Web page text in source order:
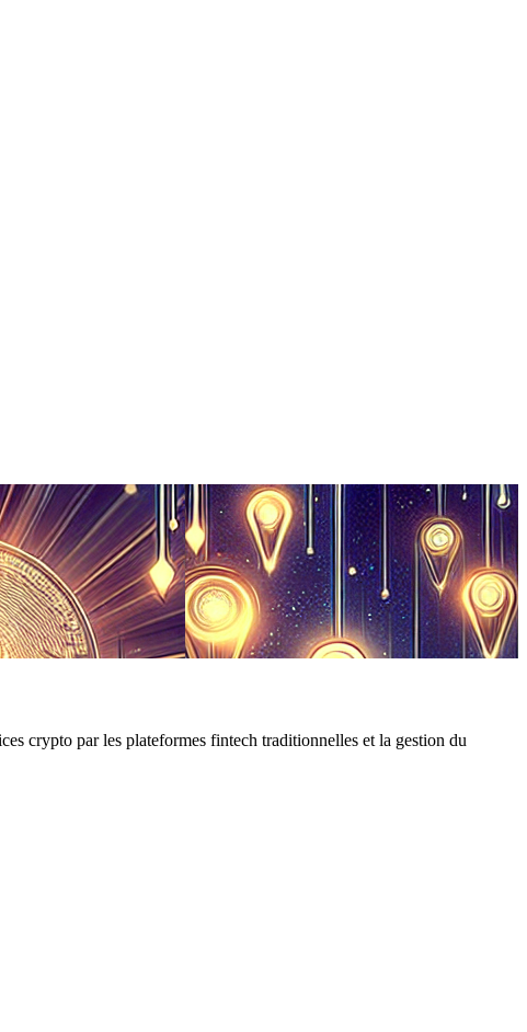
crypto par les plateformes fintech traditionnelles et la gestion du